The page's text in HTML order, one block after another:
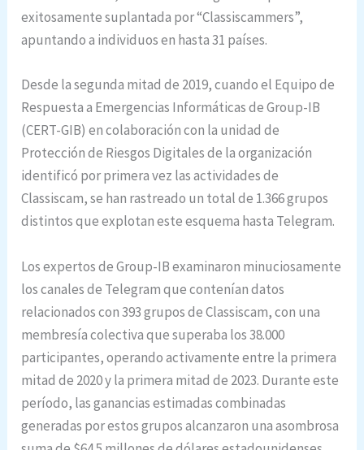
exitosamente suplantada por “Classiscammers”,
apuntando a individuos en hasta 31 países.
Desde la segunda mitad de 2019, cuando el Equipo de
Respuesta a Emergencias Informáticas de Group-IB
(CERT-GIB) en colaboración con la unidad de
Protección de Riesgos Digitales de la organización
identificó por primera vez las actividades de
Classiscam, se han rastreado un total de 1.366 grupos
distintos que explotan este esquema hasta Telegram.
Los expertos de Group-IB examinaron minuciosamente
los canales de Telegram que contenían datos
relacionados con 393 grupos de Classiscam, con una
membresía colectiva que superaba los 38.000
participantes, operando activamente entre la primera
mitad de 2020 y la primera mitad de 2023. Durante este
período, las ganancias estimadas combinadas
generadas por estos grupos alcanzaron una asombrosa